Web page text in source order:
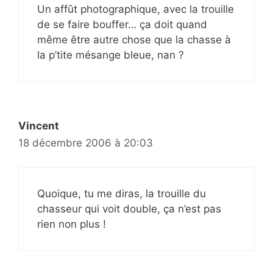
Un affût photographique, avec la trouille
de se faire bouffer… ça doit quand
même être autre chose que la chasse à
la p’tite mésange bleue, nan ?
Vincent
18 décembre 2006 à 20:03
Quoique, tu me diras, la trouille du
chasseur qui voit double, ça n’est pas
rien non plus !